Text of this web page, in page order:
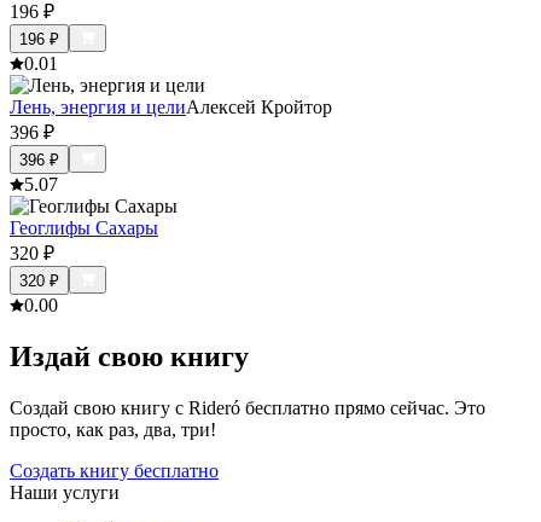
196 ₽
196 ₽
0.01
Лень, энергия и целиАлексей Кройтор
396 ₽
396 ₽
5.07
Геоглифы Сахары
320 ₽
320 ₽
0.00
Издай свою книгу
Создай свою книгу с Rideró бесплатно прямо сейчас. Это
просто, как раз, два, три!
Создать книгу бесплатно
Наши услуги